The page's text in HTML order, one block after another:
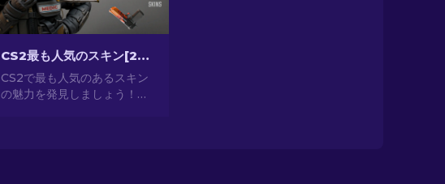
CS2最も人気のスキン[2026]
CS2で最も人気のあるスキン
の魅力を発見しましょう！見